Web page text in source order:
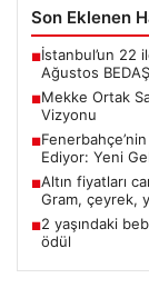
Son Eklenen
■İstanbul’un 22
Ağustos
■Mekke Ortak
Vizyonu
■
Ediyor: Yeni
■Altın fiyatları
Gram, çeyrek,
■2 yaşındaki
ödül